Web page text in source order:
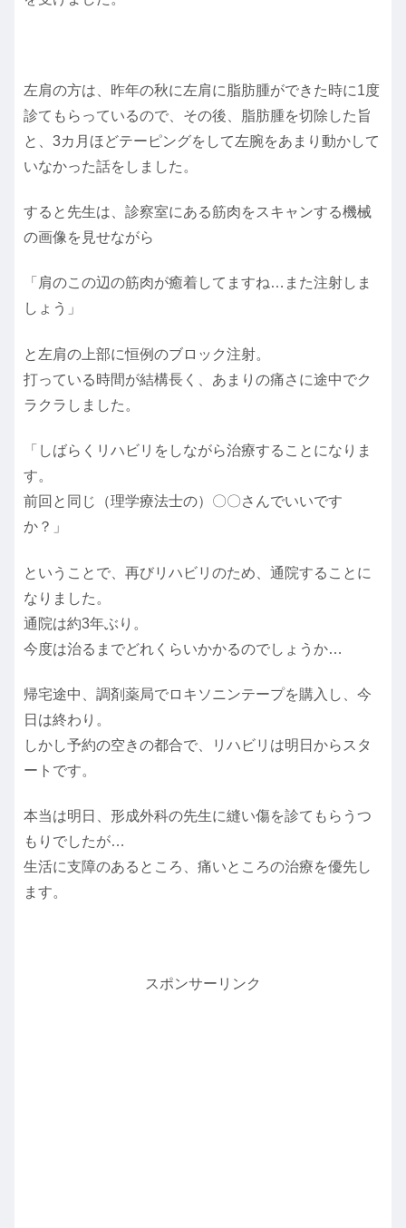
左肩の方は、昨年の秋に左肩に脂肪腫ができた時に1度
診てもらっているので、その後、脂肪腫を切除した旨
と、3カ月ほどテーピングをして左腕をあまり動かして
いなかった話をしました。
すると先生は、診察室にある筋肉をスキャンする機械
の画像を見せながら
「肩のこの辺の筋肉が癒着してますね…また注射しま
しょう」
と左肩の上部に恒例のブロック注射。
打っている時間が結構長く、あまりの痛さに途中でク
ラクラしました。
「しばらくリハビリをしながら治療することになりま
す。
前回と同じ（理学療法士の）〇〇さんでいいです
か？」
ということで、再びリハビリのため、通院することに
なりました。
通院は約3年ぶり。
今度は治るまでどれくらいかかるのでしょうか…
帰宅途中、調剤薬局でロキソニンテープを購入し、今
日は終わり。
しかし予約の空きの都合で、リハビリは明日からスタ
ートです。
本当は明日、形成外科の先生に縫い傷を診てもらうつ
もりでしたが…
生活に支障のあるところ、痛いところの治療を優先し
ます。
スポンサーリンク